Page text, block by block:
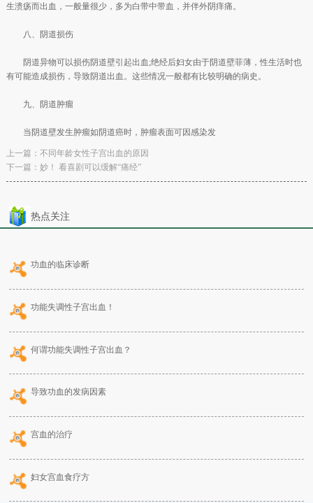
生溃疡而出血，一般量很少，多为白带中带血，并伴外阴痒痛。
八、阴道损伤
阴道异物可以损伤阴道壁引起出血;绝经后妇女由于阴道壁菲薄，性生活时也
有可能造成损伤，导致阴道出血。这些情况一般都有比较明确的病史。
九、阴道肿瘤
当阴道壁发生肿瘤如阴道癌时，肿瘤表面可因感染发
上一篇： 不同年龄女性子宫出血的原因
下一篇： 妙！ 看喜剧可以缓解“痛经”
热点关注
功血的临床诊断
功能失调性子宫出血！
何谓功能失调性子宫出血？
导致功血的发病因素
宫血的治疗
妇女宫血食疗方